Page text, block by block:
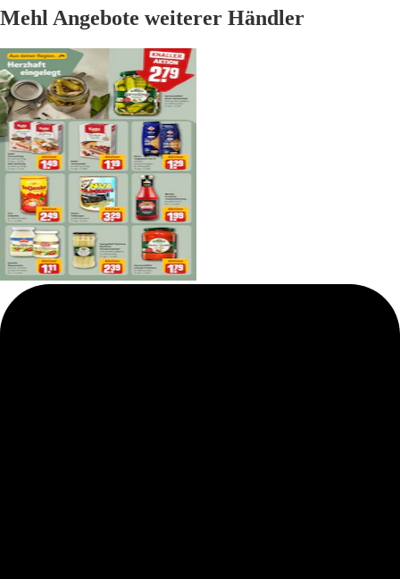
Mehl Angebote weiterer Händler